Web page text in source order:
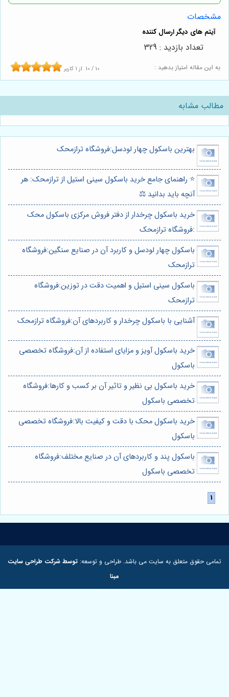
این مقاله امتیاز بدهید : 10 از1 کاربر
تعداد بازدید : 329
مشابه
بهترین باسکول چهار لودسل:فروشگاه ترازمحک
⭐️ راهنمای جامع خرید باسکول سینی استیل از ترازمحک: هر
آنچه باید بدانید ⚖️
خرید باسکول چرخدار از دفتر فروش مرکزی باسکول محک
:فروشگاه ترازمحک
باسکول چهار لودسل و کاربرد آن در صنایع سنگین:فروشگاه
ترازمحک
باسکول سینی استیل و اهمیت دقت در توزین:فروشگاه
ترازمحک
آشنایی با باسکول چرخدار و کاربردهای آن:فروشگاه ترازمحک
خرید باسکول آویز و مزایای استفاده از آن:فروشگاه تخصصی
باسکول
خرید باسکول بی نظیر و تاثیر آن بر کسب و کارها:فروشگاه
تخصصی باسکول
خرید باسکول محک با دقت و کیفیت بالا:فروشگاه تخصصی
باسکول
باسکول پند و کاربردهای آن در صنایع مختلف:فروشگاه
تخصصی باسکول
حقوق متعلق به سایت می باشد. طراحی و توسعه:توسط شرکت طراحی سایت